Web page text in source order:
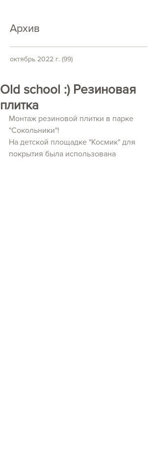
Архив
октябрь 2022 г. (99)
Old school :) Резиновая
плитка
Монтаж резиновой плитки в парке
"Сокольники"!
На детской площадке "Космик" для
покрытия была использована